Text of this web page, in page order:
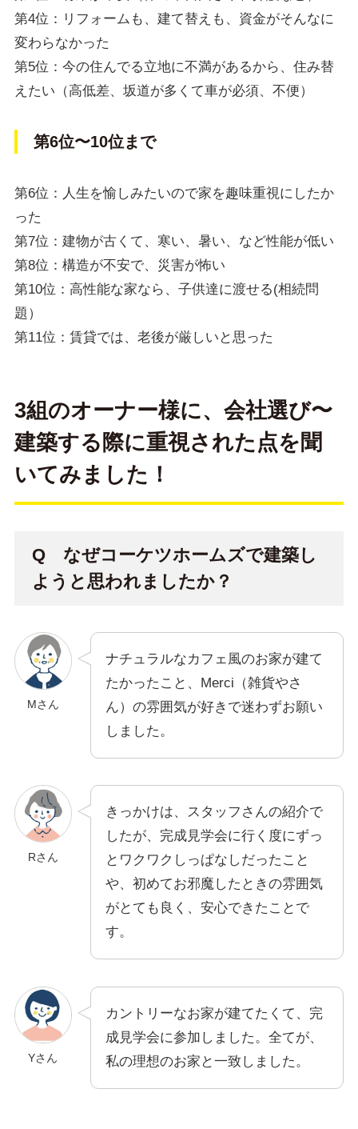
第4位：リフォームも、建て替えも、資金がそんなに
変わらなかった
第5位：今の住んでる立地に不満があるから、住み替
えたい（高低差、坂道が多くて車が必須、不便）
第6位〜10位まで
第6位：人生を愉しみたいので家を趣味重視にしたか
った
第7位：建物が古くて、寒い、暑い、など性能が低い
第8位：構造が不安で、災害が怖い
第10位：高性能な家なら、子供達に渡せる(相続問
題）
第11位：賃貸では、老後が厳しいと思った
3組のオーナー様に、会社選び〜
建築する際に重視された点を聞
いてみました！
Q なぜコーケツホームズで建築し
ようと思われましたか？
Mさん
ナチュラルなカフェ風のお家が建て
たかったこと、Merci（雑貨やさ
ん）の雰囲気が好きで迷わずお願い
しました。
Rさん
きっかけは、スタッフさんの紹介で
したが、完成見学会に行く度にずっ
とワクワクしっぱなしだったこと
や、初めてお邪魔したときの雰囲気
がとても良く、安心できたことで
す。
Yさん
カントリーなお家が建てたくて、完
成見学会に参加しました。全てが、
私の理想のお家と一致しました。